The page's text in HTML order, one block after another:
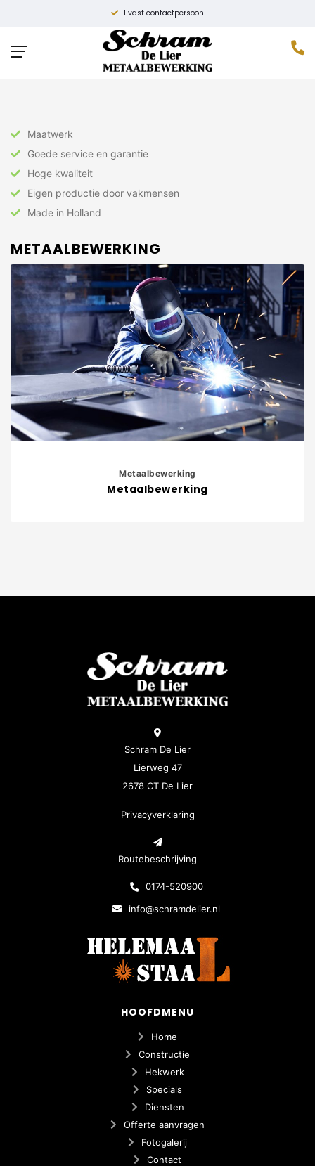
1 vast contactpersoon
» Metaalbewerking
Maatwerk
Goede service en garantie
Hoge kwaliteit
Eigen productie door vakmensen
Made in Holland
METAALBEWERKING
Metaalbewerking
Metaalbewerking
Schram De Lier
Lierweg 47
2678 CT De Lier
Privacyverklaring
Routebeschrijving
0174-520900
info@schramdelier.nl
HOOFDMENU
Home
Constructie
Hekwerk
Specials
Diensten
Offerte aanvragen
Fotogalerij
Contact